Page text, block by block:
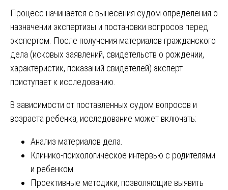
Процесс начинается с вынесения судом определения о
назначении экспертизы и постановки вопросов перед
экспертом. После получения материалов гражданского
дела (исковых заявлений, свидетельств о рождении,
характеристик, показаний свидетелей) эксперт
приступает к исследованию.
В зависимости от поставленных судом вопросов и
возраста ребенка, исследование может включать:
Анализ материалов дела.
Клинико-психологическое интервью с родителями
и ребенком.
Проективные методики, позволяющие выявить